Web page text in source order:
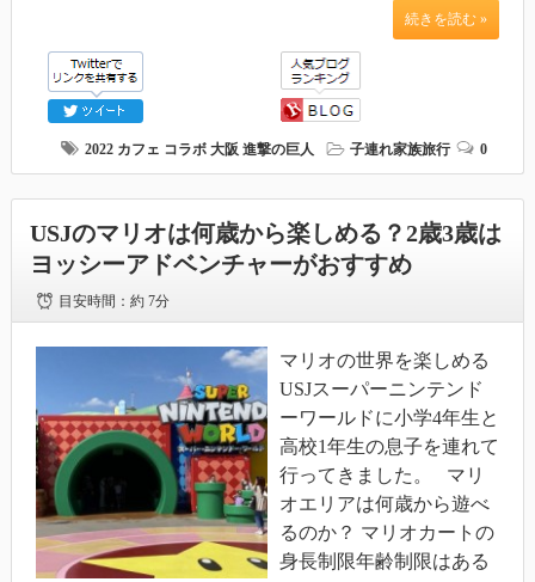
続きを読む »
2022 カフェ コラボ 大阪 進撃の巨人 子連れ家族旅行 0
USJのマリオは何歳から楽しめる？2歳3歳は
ヨッシーアドベンチャーがおすすめ
目安時間：約 7分
マリオの世界を楽しめる
USJスーパーニンテンド
ーワールドに小学4年生と
高校1年生の息子を連れて
行ってきました。 マリ
オエリアは何歳から遊べ
るのか？ マリオカートの
身長制限年齢制限はある